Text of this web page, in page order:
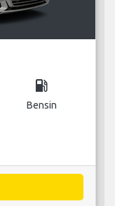
local_gas_station
Bensin